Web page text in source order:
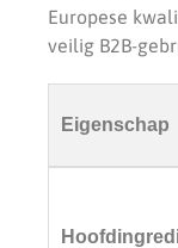
Europese
veilig B2B-
Eigenschap